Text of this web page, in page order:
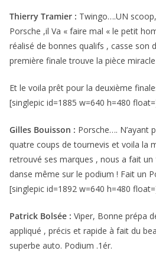
Thierry Tramier : Twingo….UN
Porsche ,il Va « faire mal « le petit
réalisé de bonnes qualifs , casse son
première finale trouve la pièce
Et le voila prêt pour la deuxième
[singlepic id=1885 w=640 h=480
Gilles Bouisson : Porsche…. N’ayant
quatre coups de tournevis et voila la
retrouvé ses marques , nous a fait
danse même sur le podium ! Fait un
[singlepic id=1892 w=640 h=480
Patrick Bolsée : Viper, Bonne prépa
appliqué , précis et rapide à fait du
superbe auto. Podium .1ér.